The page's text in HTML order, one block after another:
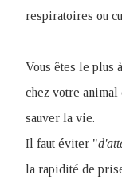
respiratoires ou
Vous êtes le plus
chez votre animal
sauver la vie.
Il faut éviter "
la rapidité de